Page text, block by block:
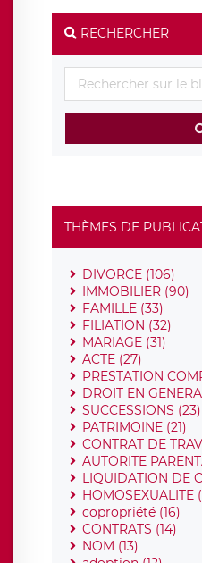
RECHERCHER
THÈMES DE
DIVORCE (106)
IMMOBILIER (90)
FAMILLE (33)
FILIATION (32)
MARIAGE (31)
ACTE (27)
PRESTATION
DROIT EN
SUCCESSIONS (23)
PATRIMOINE (21)
CONTRAT DE
AUTORITE
LIQUIDATION DE
HOMOSEXUALITE
copropriété (16)
CONTRATS (14)
NOM (13)